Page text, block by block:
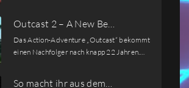
Outcast 2 – A New Be…
Das Action-Adventure „Outcast“ bekommt
einen Nachfolger nach knapp 22 Jahren.…
So macht ihr aus dem…